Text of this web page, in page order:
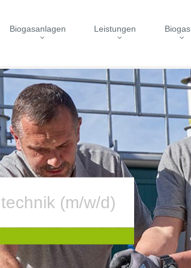
Biogasanlagen Leistungen Biogas
(m/w/d)